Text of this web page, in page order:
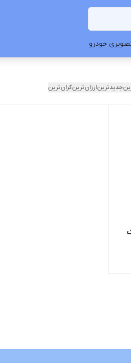
خودرو
جدیدترینارزان‌ترینگران‌ترین